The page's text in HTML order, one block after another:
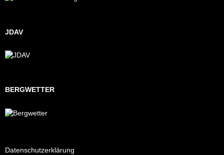
JDAV
BERGWETTER
Datenschutzerklärung